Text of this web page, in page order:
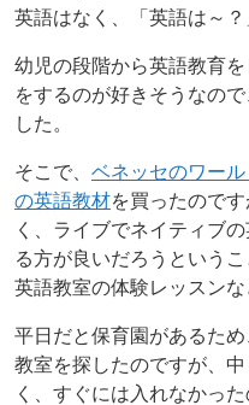
英語はなく、「英語は～？
幼児の段階から英語教育
をするのが好きそうなの
した。
そこで、 ベネッセのワー
の英語教材を買ったので
く、ライブでネイティブ
る方が良いだろうという
英語教室の体験レッスンな
平日だと保育園があるた
教室を探したのですが、
く、すぐには入れなかっ